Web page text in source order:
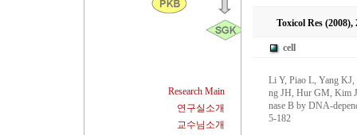
Research Main
연구실소개
교수님소개
Toxicol Res (2008),
cell
Li Y, Piao L, Yang
ng JH, Hur GM, Kim
nase B by DNA-
5-182